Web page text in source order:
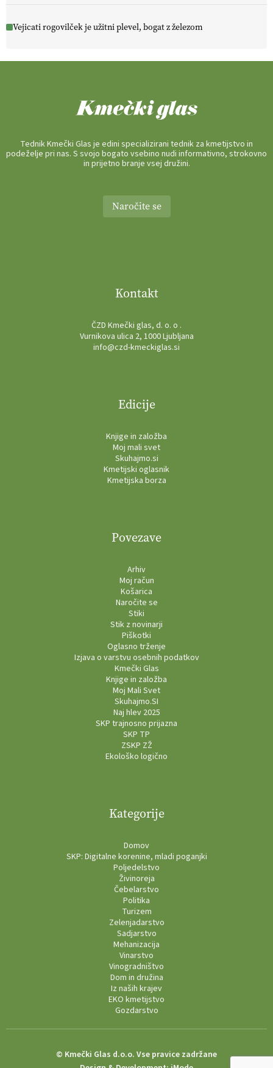
Vejicati rogovilček je užitni plevel, bogat z železom
Tednik Kmečki Glas je edini specializirani tednik za kmetijstvo in
podeželje pri nas. S svojo bogato vsebino nudi informativno, strokovno
in prijetno branje vsej družini.
Naročite se
Kontakt
ČZD Kmečki glas, d. o. o .
Vurnikova ulica 2, 1000 Ljubljana
info@czd-kmeckiglas.si
Edicije
Knjige in založba
Moj mali svet
Skuhajmo.si
Kmetijski oglasnik
Kmetijska borza
Povezave
Arhiv
Moj račun
Košarica
Naročite se
Stiki
Stik z novinarji
Piškotki
Oglasno trženje
Izjava o varstvu osebnih podatkov
Kmečki Glas
Knjige in založba
Moj Mali Svet
Skuhajmo.SI
Naj hlev 2025
SKP trajnosno prijazna
SKP TP
ZSKP ZŽ
Ekološko logično
Kategorije
Domov
SKP: Digitalne korenine, mladi poganjki
Poljedelstvo
Živinoreja
Čebelarstvo
Politika
Turizem
Zelenjadarstvo
Sadjarstvo
Mehanizacija
Vinarstvo
Vinogradništvo
Dom in družina
Iz naših krajev
EKO kmetijstvo
Gozdarstvo
© Kmečki Glas d.o.o. Vse pravice zadržane